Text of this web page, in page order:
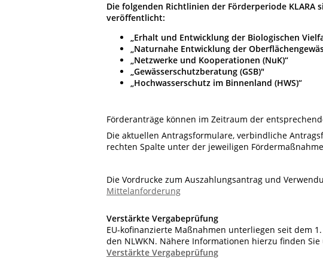
Die folgenden Richtlinien der Förderperiode
veröffentlicht:
„Erhalt und Entwicklung der Biologischen
„Naturnahe Entwicklung der
„Netzwerke und Kooperationen (NuK)“
„Gewässerschutzberatung (GSB)"
„Hochwasserschutz im Binnenland (HWS)“
Förderanträge können im Zeitraum der
Die aktuellen Antragsformulare, verbindliche
rechten Spalte unter der jeweiligen
Die Vordrucke zum Auszahlungsantrag und
Mittelanforderung
Verstärkte Vergabeprüfung
EU-kofinanzierte Maßnahmen unterliegen seit dem
den NLWKN. Nähere Informationen hierzu finden
Verstärkte Vergabeprüfung